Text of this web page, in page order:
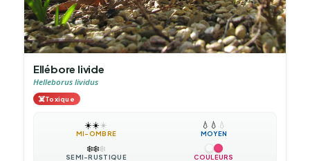
Ellébore livide
Helleborus lividus
☠️Toxique
☀️☀️☀️
MI-OMBRE
💧 💧 💧
MOYEN
❄️❄️❄️
SEMI-RUSTIQUE COULEURS